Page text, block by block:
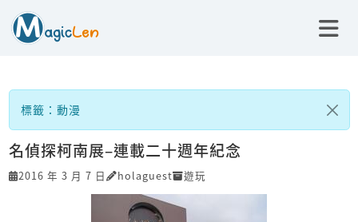
標籤：動漫
名偵探柯南展–連載二十週年紀念
2016 年 3 月 7 日 holaguest 遊玩